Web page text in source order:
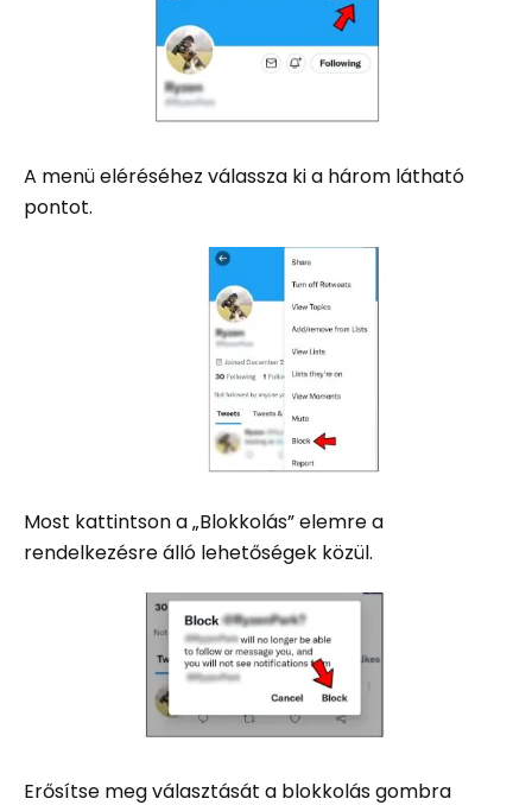
A menü eléréséhez válassza ki a három látható
pontot.
Most kattintson a „Blokkolás” elemre a
rendelkezésre álló lehetőségek közül.
Erősítse meg választását a blokkolás gombra